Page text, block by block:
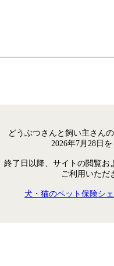
どうぶつさんと飼い主さん
2026年7月28日
終了日以降、サイトの閲覧お
ご利用いただ
犬・猫のペット保険シ